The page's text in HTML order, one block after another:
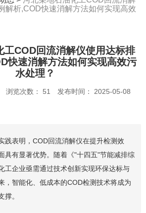
解析,COD快速消解方法如何实现高效
工COD回流消解仪使用达标排
快速消解方法如何实现高效污
水处理？
浏览次数： 51 发布时间： 2025-05-08
践表明，​​COD回流消解仪​​在提升检测效
具有显著优势。随着《"十四五"节能减排综
工企业亟需通过技术创新实现环保达标与
，智能化、低成本的COD检测技术将成为
撑。